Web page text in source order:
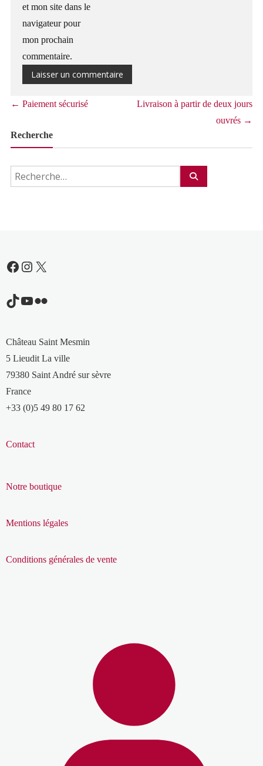
et mon site dans le
navigateur pour
mon prochain
commentaire.
← Paiement sécurisé
Livraison à partir de deux jours
ouvrés →
Recherche
Facebook
Instagram
X
TikTok
YouTube
Flickr
Château Saint Mesmin
5 Lieudit La ville
79380 Saint André sur sèvre
France
+33 (0)5 49 80 17 62
Contact
Notre boutique
Mentions légales
Conditions générales de vente